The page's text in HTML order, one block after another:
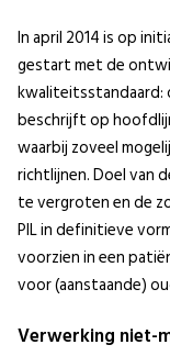
In april 2014 is op
gestart met de
kwaliteitsstandaard:
beschrijft op
waarbij zoveel
richtlijnen. Doel van
te vergroten en de
PIL in definitieve
voorzien in een
voor (aanstaande)
Verwerking niet-